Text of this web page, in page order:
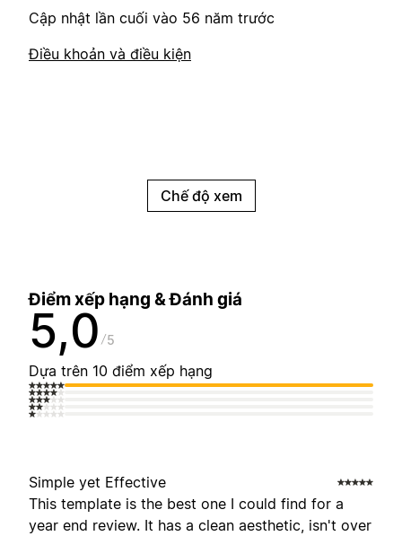
Cập nhật lần cuối vào 56 năm trước
Điều khoản và điều kiện
Chế độ xem
Điểm xếp hạng & Đánh giá
5,0 5
Dựa trên 10 điểm xếp hạng
Simple yet Effective
This template is the best one I could find for a
year end review. It has a clean aesthetic, isn't over